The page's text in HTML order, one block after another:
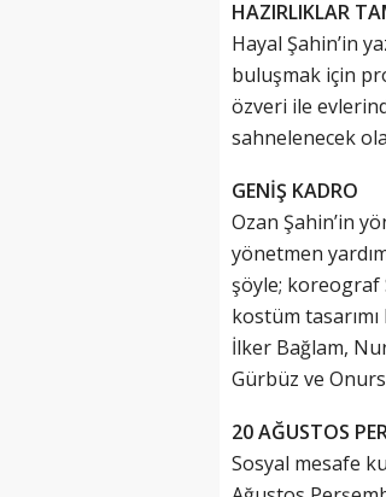
HAZIRLIKLAR
Hayal Şahin’in
buluşmak için
özveri ile
sahnelenecek
GENİŞ KADRO
Ozan Şahin’in
yönetmen
şöyle; koreograf
kostüm
İlker Bağlam,
Gürbüz ve
20 AĞUSTOS
Sosyal mesafe